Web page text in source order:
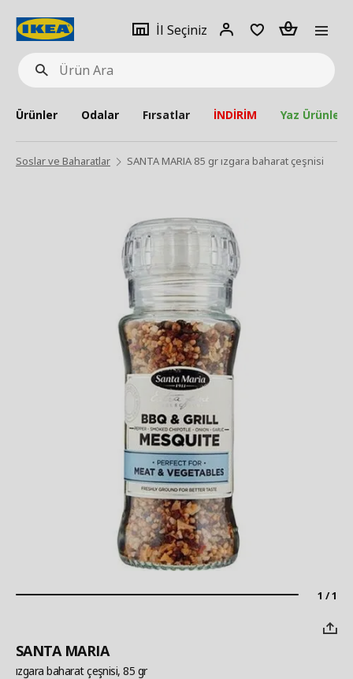
Ürün
Ara
İl Seçiniz
Giriş
Adet
Ürünler Odalar Fırsatlar İNDİRİM Yaz Ürünleri
Soslar ve Baharatlar SANTA MARIA 85 gr ızgara baharat çeşnisi
1 / 1
SANTA MARIA
ızgara baharat çeşnisi, 85 gr